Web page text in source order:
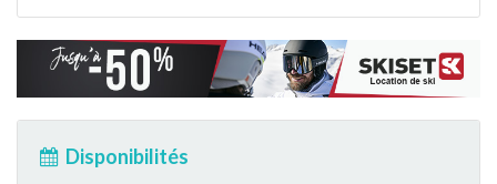
Disponibilités